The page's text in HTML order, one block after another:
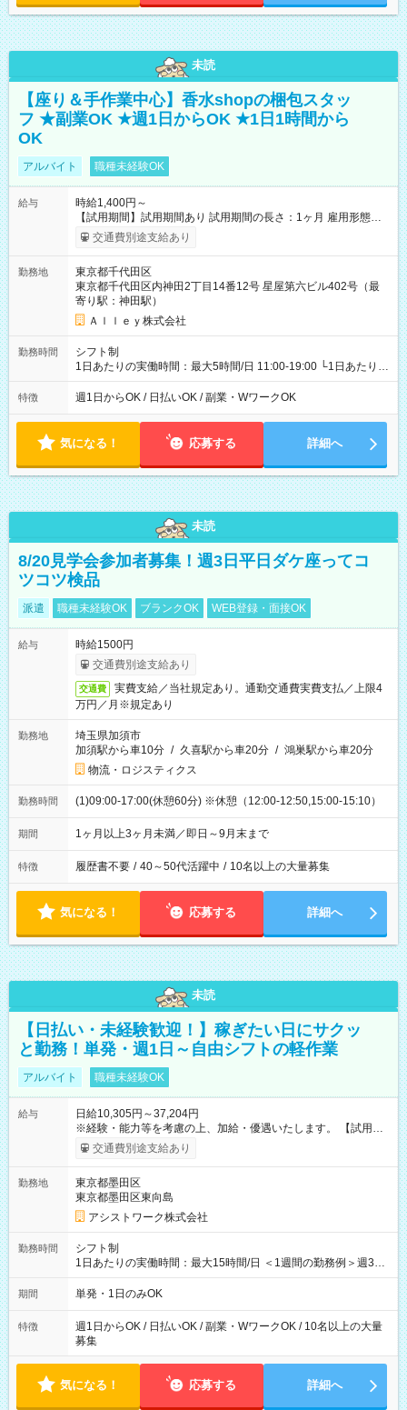
未読
【座り＆手作業中心】香水shopの梱包スタッ
フ ★副業OK ★週1日からOK ★1日1時間から
OK
アルバイト 職種未経験OK
給与
時給1,400円～
【試用期間】試用期間あり 試用期間の長さ：1ヶ月 雇用形態、
給与は本採用時と同じです。
交通費別途支給あり
勤務地
東京都千代田区
東京都千代田区内神田2丁目14番12号 星屋第六ビル402号（最
寄り駅：神田駅）
Ａｌｌｅｙ株式会社
勤務時間
シフト制
1日あたりの実働時間：最大5時間/日 11:00-19:00 └1日あたりの
実働時間：1-5時間 └上記の時間帯内であれば、いつでも勤務可
能！ └平日・土曜日の中で、お好きな曜日でご勤務いただけま
18:00 などのように、自由な働き方が可能なお仕事です！
特徴 週1日からOK / 日払いOK / 副業・WワークOK
気になる！ 応募する 詳細へ
未読
8/20見学会参加者募集！週3日平日ダケ座ってコ
ツコツ検品
派遣 職種未経験OK ブランクOK WEB登録・面接OK
給与
時給1500円
交通費別途支給あり
交通費
実費支給／当社規定あり。通勤交通費実費支払／上限4
万円／月※規定あり
勤務地
埼玉県加須市
加須駅から車10分 / 久喜駅から車20分 / 鴻巣駅から車20分
物流・ロジスティクス
勤務時間 (1)09:00-17:00(休憩60分) ※休憩（12:00-12:50,15:00-15:10）
期間 1ヶ月以上3ヶ月未満／即日～9月末まで
特徴 履歴書不要 / 40～50代活躍中 / 10名以上の大量募集
気になる！ 応募する 詳細へ
未読
【日払い・未経験歓迎！】稼ぎたい日にサクッ
と勤務！単発・週1日～自由シフトの軽作業
アルバイト 職種未経験OK
給与
日給10,305円～37,204円
※経験・能力等を考慮の上、加給・優遇いたします。 【試用期
間】試用期間なし
交通費別途支給あり
勤務地
東京都墨田区
東京都墨田区東向島
アシストワーク株式会社
勤務時間
シフト制
1日あたりの実働時間：最大15時間/日 ＜1週間の勤務例＞週3回
勤務 勤務：月・水・金 休み：火・木・土・日 好きな時にお仕事
可能です！ ※1日あたりの最大実働時間は日勤、夜勤共に勤務し
期間 単発・1日のみOK
特徴
週1日からOK / 日払いOK / 副業・WワークOK / 10名以上の大量
募集
気になる！ 応募する 詳細へ